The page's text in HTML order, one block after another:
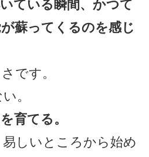
ている瞬間、かつて
蘇ってくるのを感じ
です。
。
育てる。
しいところから始め